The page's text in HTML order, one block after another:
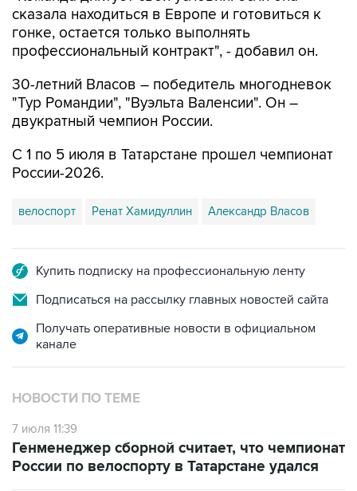
сказала находиться в Европе и готовиться к
гонке, остается только выполнять
профессиональный контракт", - добавил он.
30-летний Власов – победитель многодневок
"Тур Романдии", "Вуэльта Валенсии". Он –
двукратный чемпион России.
С 1 по 5 июля в Татарстане прошел чемпионат
России-2026.
велоспорт Ренат Хамидуллин Александр Власов
Купить подписку на профессиональную ленту
Подписаться на рассылку главных новостей сайта
Получать оперативные новости в официальном
канале
НОВОСТИ ПО ТЕМЕ
7 июля 11:39
Генменеджер сборной считает, что чемпионат
России по велоспорту в Татарстане удался